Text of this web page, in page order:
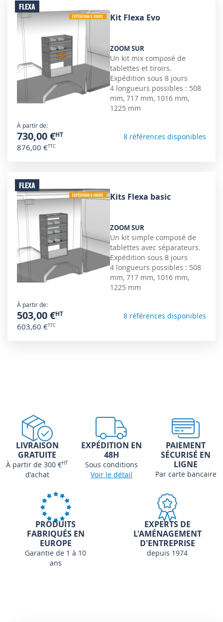
FLEXA
Kit Flexa Evo
ZOOM SUR
Un kit mix composé de
tablettes et tiroirs.
Expédition sous 8 jours
4 longueurs possibles : 508
mm, 717 mm, 1016 mm,
1225 mm
À partir de
730,00 €
876,00 €
8 références disponibles
FLEXA
Kits Flexa basic
ZOOM SUR
Un kit simple composé de
tablettes avec séparateurs.
Expédition sous 8 jours
4 longueurs possibles : 508
mm, 717 mm, 1016 mm,
1225 mm
À partir de
503,00 €
603,60 €
8 références disponibles
LIVRAISON
GRATUITE
À partir de 300 €HT
d'achat
EXPÉDITION EN
48H
Sous conditions
Voir le détail
PAIEMENT
SÉCURISÉ EN
LIGNE
Par carte bancaire
PRODUITS
FABRIQUÉS EN
EUROPE
Garantie de 1 à 10
ans
EXPERTS DE
L'AMÉNAGEMENT
D'ENTREPRISE
depuis 1974